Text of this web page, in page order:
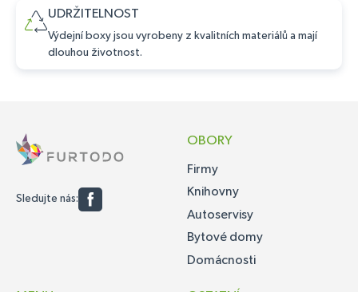
UDRŽITELNOST
Výdejní boxy jsou vyrobeny z kvalitních materiálů a mají
dlouhou životnost.
Sledujte nás:
OBORY
Firmy
Knihovny
Autoservisy
Bytové domy
Domácnosti